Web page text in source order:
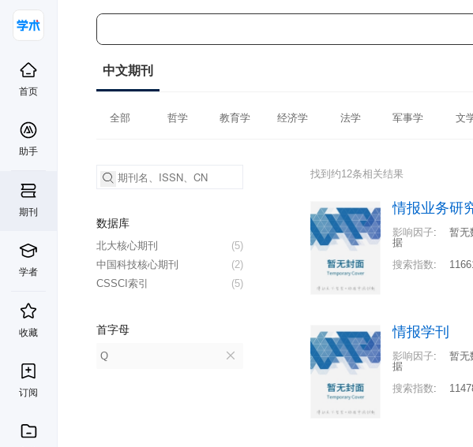
首页
助手
期刊
学者
收藏
订阅
中文期刊
全部 哲学 教育学 经济学 法学 军事学 文
数据库
(5)
北大核心期刊
(2)
中国科技核心期刊
(5)
CSSCI索引
首字母
Q
找到约12条相关结果
情报业务研
影响因子:
暂无
据
搜索指数:
情报学刊
影响因子:
暂无
据
搜索指数: